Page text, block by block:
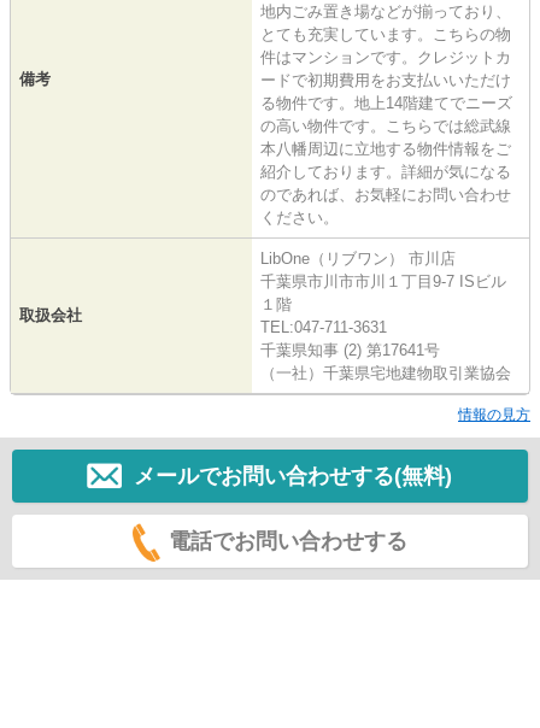
備考
地内ごみ置き場などが揃っており、
とても充実しています。こちらの物
件はマンションです。クレジットカ
ードで初期費用をお支払いいただけ
る物件です。地上14階建てでニーズ
の高い物件です。こちらでは総武線
本八幡周辺に立地する物件情報をご
紹介しております。詳細が気になる
のであれば、お気軽にお問い合わせ
ください。
取扱会社
LibOne（リブワン） 市川店
千葉県市川市市川１丁目9-7 ISビル
１階
TEL:047-711-3631
千葉県知事 (2) 第17641号
（一社）千葉県宅地建物取引業協会
情報の見方
メールでお問い合わせする(無料)
電話でお問い合わせする